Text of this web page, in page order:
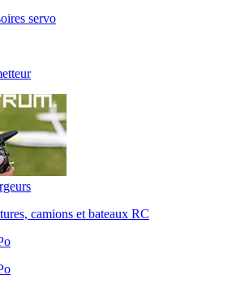
servo
camions et bateaux RC